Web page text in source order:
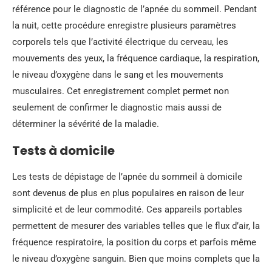
référence pour le diagnostic de l’apnée du sommeil. Pendant
la nuit, cette procédure enregistre plusieurs paramètres
corporels tels que l’activité électrique du cerveau, les
mouvements des yeux, la fréquence cardiaque, la respiration,
le niveau d’oxygène dans le sang et les mouvements
musculaires. Cet enregistrement complet permet non
seulement de confirmer le diagnostic mais aussi de
déterminer la sévérité de la maladie.
Tests à domicile
Les tests de dépistage de l’apnée du sommeil à domicile
sont devenus de plus en plus populaires en raison de leur
simplicité et de leur commodité. Ces appareils portables
permettent de mesurer des variables telles que le flux d’air, la
fréquence respiratoire, la position du corps et parfois même
le niveau d’oxygène sanguin. Bien que moins complets que la